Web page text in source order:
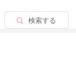
き予防になりま
ださいね。
検索する